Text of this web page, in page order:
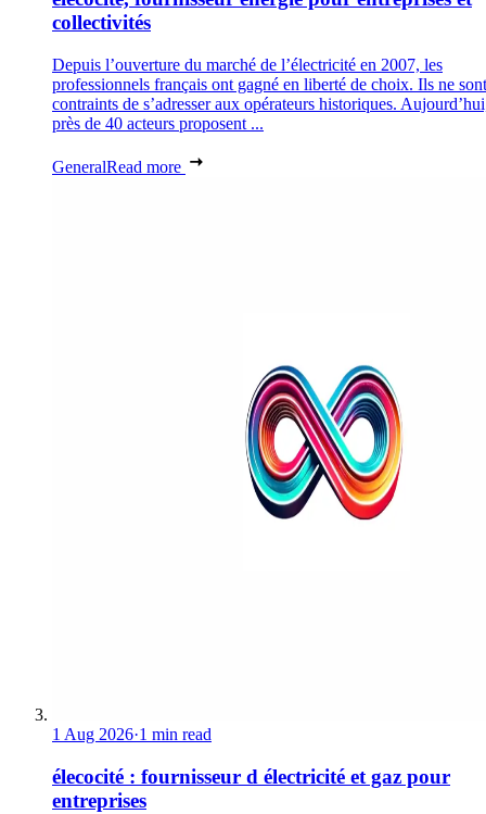
collectivités
Depuis l’ouverture du marché de l’électricité en 2007, les
professionnels français ont gagné en liberté de choix. Ils ne
contraints de s’adresser aux opérateurs historiques.
près de 40 acteurs proposent ...
GeneralRead more
1 Aug 2026·1 min read
élecocité : fournisseur d électricité et gaz pour
entreprises